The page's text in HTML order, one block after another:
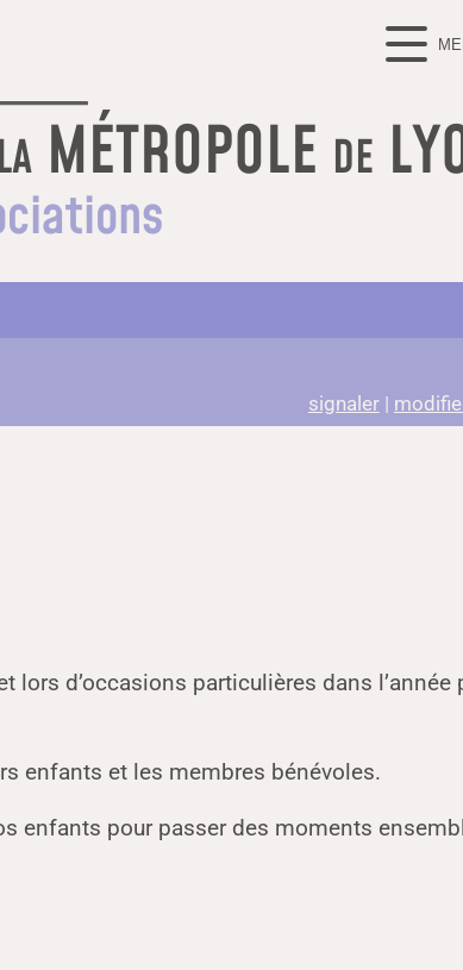
MÉTROPOLE DE
signaler|
d’occasions particulières dans l’année
enfants et les membres bénévoles.
enfants pour passer des moments